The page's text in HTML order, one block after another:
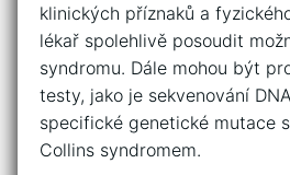
‍klinických příznaků‌ a‍
lékař ⁣spolehlivě ​posoudit
syndromu. ‌Dále mohou být
testy, jako je sekvenování
specifické ⁢genetické mutace
Collins syndromem.